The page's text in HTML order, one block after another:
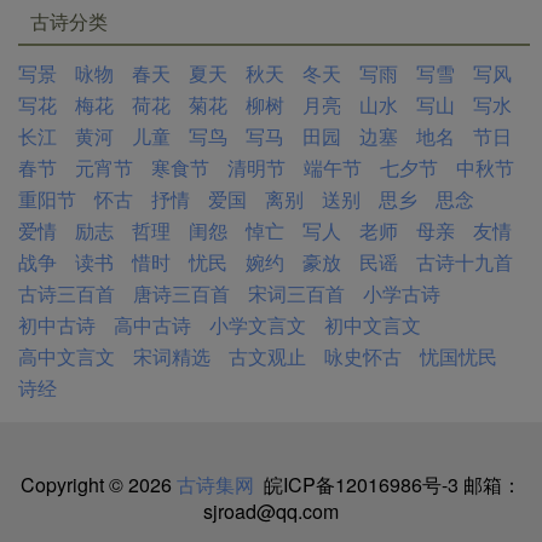
古诗分类
写景
咏物 春天 夏天 秋天 冬天 写雨 写雪
写风
写花
梅花 荷花 菊花 柳树 月亮 山水 写山
写水
长江
黄河 儿童 写鸟 写马 田园 边塞 地名
节日
春节
元宵节 寒食节 清明节 端午节 七夕节
中秋节
重阳节
怀古 抒情 爱国 离别 送别 思乡
思念
爱情
励志 哲理 闺怨 悼亡 写人 老师 母亲
友情
战争
读书 惜时 忧民 婉约 豪放 民谣
古诗十九首
古诗三百首
唐诗三百首 宋词三百首
小学古诗
初中古诗
高中古诗 小学文言文
初中文言文
高中文言文
宋词精选 古文观止 咏史怀古
忧国忧民
诗经
Copyright © 2026 古诗集网 皖ICP备12016986号-3 邮箱：
sjroad@qq.com